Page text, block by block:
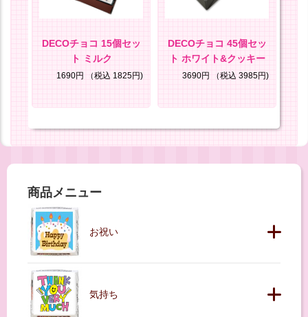
DECOチョコ 15個セッ
ト ミルク
1690円 （税込 1825円)
DECOチョコ 45個セッ
ト ホワイト&クッキー
3690円 （税込 3985円)
商品メニュー
お祝い
気持ち